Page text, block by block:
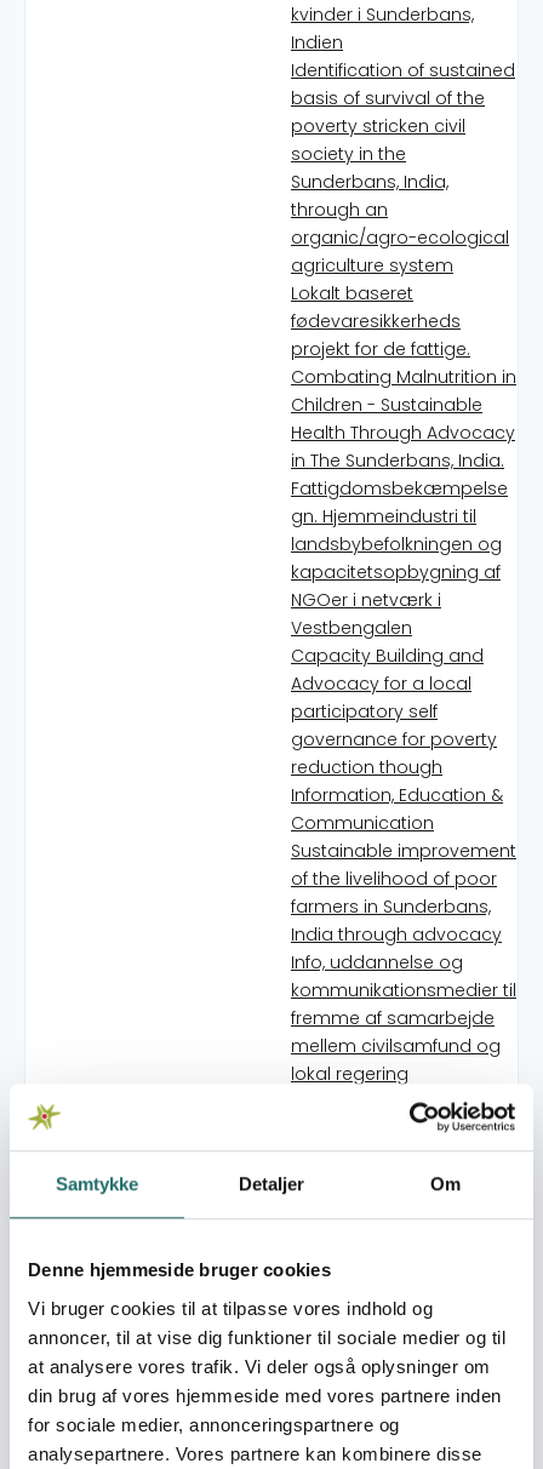
Samtykke Detaljer Om
Denne hjemmeside bruger cookies
Vi bruger cookies til at tilpasse vores indhold og
annoncer, til at vise dig funktioner til sociale medier og til
at analysere vores trafik. Vi deler også oplysninger om
din brug af vores hjemmeside med vores partnere inden
for sociale medier, annonceringspartnere og
analysepartnere. Vores partnere kan kombinere disse
kvinder i Sunderbans,
Indien
Identification of sustained
basis of survival of the
poverty stricken civil
society in the
Sunderbans, India,
through an
organic/agro-ecological
agriculture system
Lokalt baseret
fødevaresikkerheds
projekt for de fattige.
Combating Malnutrition in
Children - Sustainable
Health Through Advocacy
in The Sunderbans, India.
Fattigdomsbekæmpelse
gn. Hjemmeindustri til
landsbybefolkningen og
kapacitetsopbygning af
NGOer i netværk i
Vestbengalen
Capacity Building and
Advocacy for a local
participatory self
governance for poverty
reduction though
Information, Education &
Communication
Sustainable improvement
of the livelihood of poor
farmers in Sunderbans,
India through advocacy
Info, uddannelse og
kommunikationsmedier til
fremme af samarbejde
mellem civilsamfund og
lokal regering
Fattigdomsbekæmpelse
gennem hjemmeindustri
og styrkelse af
civilsamfundet på
landsbyniveau
historie om nogle fattige
familiers overlevelse som
ofre for tigrene i
Sunderbans, Indien: En
fortælling om vejen til
økonomisk
selvstændighed og et
bedre liv i balance med